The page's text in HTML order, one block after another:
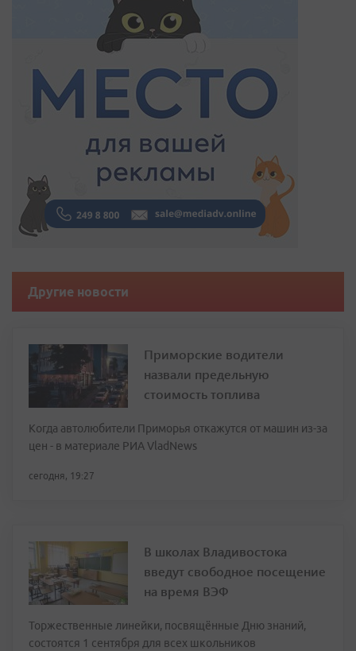
Другие новости
Приморские водители
назвали предельную
стоимость топлива
Когда автолюбители Приморья откажутся от машин из-за
цен - в материале РИА VladNews
сегодня, 19:27
В школах Владивостока
введут свободное посещение
на время ВЭФ
Торжественные линейки, посвящённые Дню знаний,
состоятся 1 сентября для всех школьников